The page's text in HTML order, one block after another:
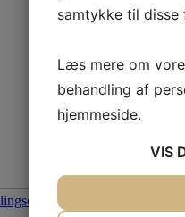
samtykke til disse
Læs mere om
behandling af
hjemmeside.
VIS